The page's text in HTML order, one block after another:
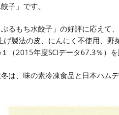
子」です。
るもち水餃子」の好評に応え
げ製法の皮、にんにく不使用、野
（2015年度SCIデータ67.3％）を
は、味の素冷凍食品と日本ハム